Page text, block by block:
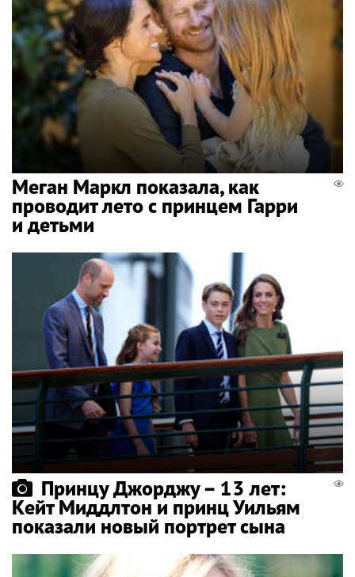
Меган Маркл показала, как
проводит лето с принцем Гарри
и детьми
Принцу Джорджу – 13 лет:
Кейт Миддлтон и принц Уильям
показали новый портрет сына